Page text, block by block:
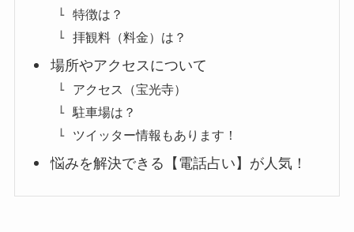
特徴は？
拝観料（料金）は？
場所やアクセスについて
アクセス（宝光寺）
駐車場は？
ツイッター情報もあります！
悩みを解決できる【電話占い】が人気！